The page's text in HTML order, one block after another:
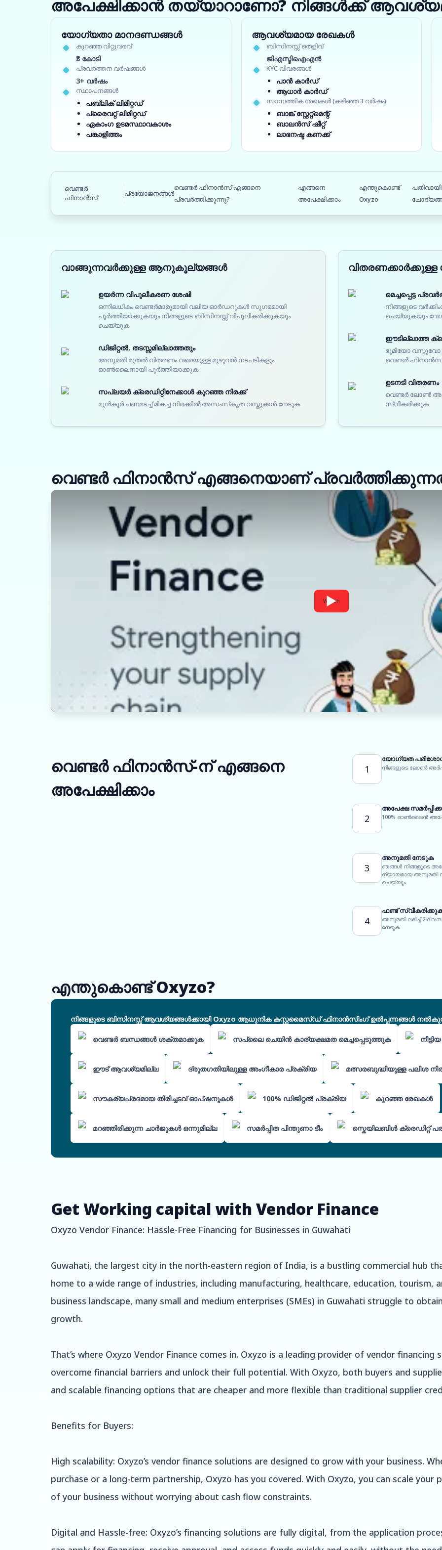
അപേക്ഷിക്കാൻ തയ്യാറാണോ? നിങ്ങൾക്ക്
യോഗ്യതാ മാനദണ്ഡങ്ങൾ
കുറഞ്ഞ വിറ്റുവരവ്
₹3 കോടി
പ്രവർത്തന വർഷങ്ങൾ
3+ വർഷം
സ്ഥാപനങ്ങൾ
പബ്ലിക് ലിമിറ്റഡ്
പ്രൈവറ്റ് ലിമിറ്റഡ്
ഏകാംഗ ഉടമസ്ഥാവകാശം
പങ്കാളിത്തം
ആവശ്യമായ രേഖകൾ
ബിസിനസ്സ് തെളിവ്
ജിഎസ്ടിഐഎൻ
KYC വിവരങ്ങൾ
പാൻ കാർഡ്
ആധാർ കാർഡ്
സാമ്പത്തിക രേഖകൾ (കഴിഞ്ഞ 3 വർഷം)
ബാങ്ക് സ്റ്റേറ്റ്‌മെന്റ്
ബാലൻസ് ഷീറ്റ്
ലാഭനഷ്ട കണക്ക്
വെണ്ടർ
ഫിനാൻസ്
പ്രയോജനങ്ങൾ
വെണ്ടർ ഫിനാൻസ് എങ്ങനെ
പ്രവർത്തിക്കുന്നു?
എങ്ങനെ
അപേക്ഷിക്കാം
എന്തുകൊണ്ട്
Oxyzo
വാങ്ങുന്നവർക്കുള്ള ആനുകൂല്യങ്ങൾ
ഉയർന്ന വിപുലീകരണ ശേഷി
ഒന്നിലധികം വെണ്ടർമാരുമായി വലിയ ഓർഡറുകൾ സുഗമമായി
പൂർത്തിയാക്കുകയും നിങ്ങളുടെ ബിസിനസ്സ് വിപുലീകരിക്കുകയും
ചെയ്യുക.
ഡിജിറ്റൽ, തടസ്സമില്ലാത്തതും
അനുമതി മുതൽ വിതരണം വരെയുള്ള മുഴുവൻ നടപടികളും
ഓൺലൈനായി പൂർത്തിയാക്കുക.
സപ്ലയർ ക്രെഡിറ്റിനേക്കാൾ കുറഞ്ഞ നിരക്ക്
മുൻകൂർ പണമടച്ച് മികച്ച നിരക്കിൽ അസംസ്‌കൃത വസ്തുക്കൾ നേടുക
മെച്ചപ്പെട്ട
നിങ്ങളുടെ
ചെയ്യുകയും
ഈടില്ലാത്ത
ഭൂമിയോ
വെണ്ടർ
ഉടനടി വിതരണം
വെണ്ടർ ലോൺ
സ്വീകരിക്കുക
വെണ്ടർ ഫിനാൻസ് എങ്ങനെയാണ്
Watch
വെണ്ടർ ഫിനാൻസ്-ന് എങ്ങനെ
അപേക്ഷിക്കാം
1
യോഗ്യത
നിങ്ങളുടെ ലോൺ
2
അപേക്ഷ
100% ഓൺലൈൻ
3
അനുമതി നേടുക
ഞങ്ങൾ നിങ്ങളുടെ
ന്യായമായ അനുമതി
ചെയ്യും
4
ഫണ്ട്
അനുമതി ലഭിച്ച് 2
നേടുക
എന്തുകൊണ്ട് Oxyzo?
നിങ്ങളുടെ ബിസിനസ്സ് ആവശ്യങ്ങൾക്കായി Oxyzo ആധുനിക കസ്റ്റമൈസ്ഡ് ഫിനാൻസിംഗ് ഉൽപ്പന്നങ്ങൾ
വെണ്ടർ ബന്ധങ്ങൾ ശക്തമാക്കുക സപ്ലൈ ചെയിൻ കാര്യക്ഷമത മെച്ചപ്പെടുത്തുക
ഈട് ആവശ്യമില്ല ദ്രുതഗതിയിലുള്ള അംഗീകാര പ്രക്രിയ മത്സരബുദ്ധിയുള്ള പലിശ
സൗകര്യപ്രദമായ തിരിച്ചടവ് ഓപ്ഷനുകൾ 100% ഡിജിറ്റൽ പ്രക്രിയ കുറഞ്ഞ രേഖകൾ
മറഞ്ഞിരിക്കുന്ന ചാർജുകൾ ഒന്നുമില്ല സമർപ്പിത പിന്തുണാ ടീം സ്കെയിലബിൾ ക്രെഡിറ്റ്
Get Working capital with Vendor Finance
Oxyzo Vendor Finance: Hassle-Free Financing for Businesses in Guwahati
Guwahati, the largest city in the north-eastern region of India, is a bustling commercial hub
home to a wide range of industries, including manufacturing, healthcare, education, tourism,
business landscape, many small and medium enterprises (SMEs) in Guwahati struggle to
growth.
That’s where Oxyzo Vendor Finance comes in. Oxyzo is a leading provider of vendor
overcome financial barriers and unlock their full potential. With Oxyzo, both buyers and
and scalable financing options that are cheaper and more flexible than traditional supplier
Benefits for Buyers:
High scalability: Oxyzo’s vendor finance solutions are designed to grow with your business.
purchase or a long-term partnership, Oxyzo has you covered. With Oxyzo, you can scale
of your business without worrying about cash flow constraints.
Digital and Hassle-free: Oxyzo’s financing solutions are fully digital, from the application